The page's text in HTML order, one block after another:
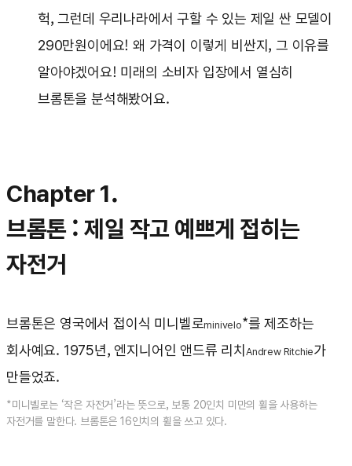
헉, 그런데 우리나라에서 구할 수 있는 제일 싼 모델이
290만원이에요! 왜 가격이 이렇게 비싼지, 그 이유를
알아야겠어요! 미래의 소비자 입장에서 열심히
브롬톤을 분석해봤어요.
Chapter 1.
브롬톤 : 제일 작고 예쁘게 접히는
자전거
브롬톤은 영국에서 접이식 미니벨로minivelo*를 제조하는
회사예요. 1975년, 엔지니어인 앤드류 리치 Andrew Ritchie가
만들었죠.
*미니벨로는 ‘작은 자전거’라는 뜻으로, 보통 20인치 미만의 휠을 사용하는
자전거를 말한다. 브롬톤은 16인치의 휠을 쓰고 있다.